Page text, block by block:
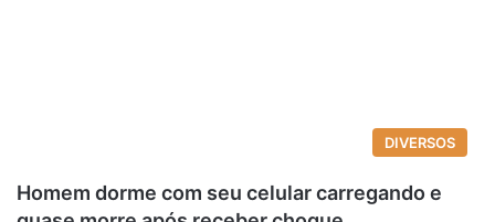
DIVERSOS
Homem dorme com seu celular carregando e